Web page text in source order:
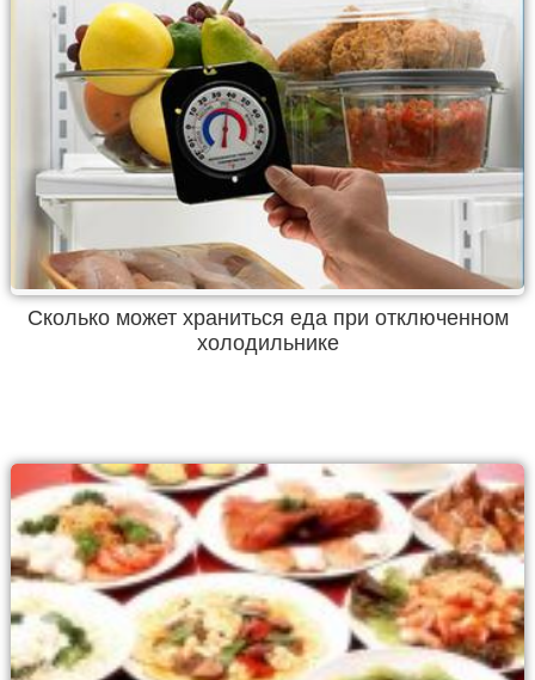
Сколько может храниться еда при отключенном
холодильнике